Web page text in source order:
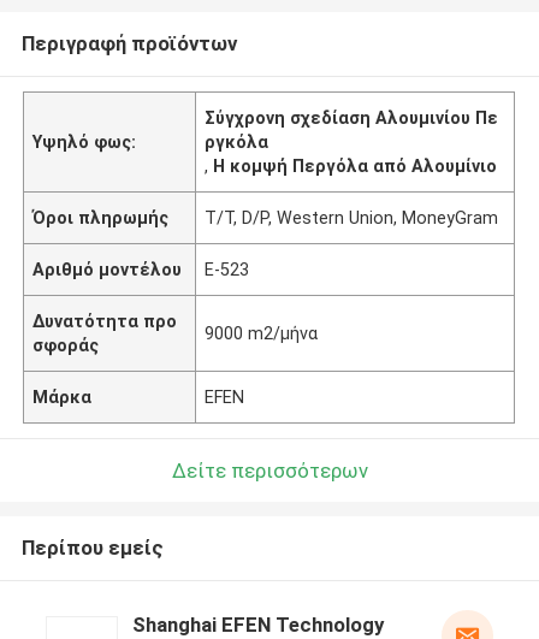
Περιγραφή προϊόντων
Υψηλό φως:
Σύγχρονη σχεδίαση Αλουμινίου Πε
ργκόλα
, Η κομψή Περγόλα από Αλουμίνιο
Όροι πληρωμής T/T, D/P, Western Union, MoneyGram
Αριθμό μοντέλου Ε-523
Δυνατότητα προ
σφοράς
9000 m2/μήνα
Μάρκα EFEN
Δείτε περισσότερων
Περίπου εμείς
Shanghai EFEN Technology